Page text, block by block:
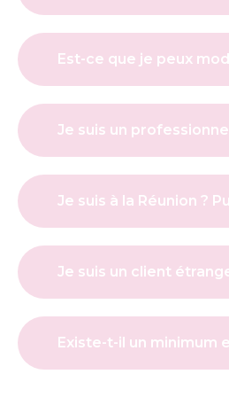
Est-ce que je peux
Je suis un
Je suis à la Réunion ?
Je suis un client
Existe-t-il un minimum